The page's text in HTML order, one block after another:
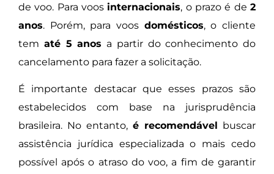
de voo. Para voosinternacionais, o prazo é de2
anos. Porém, para voos domésticos, o cliente
tem até 5 anos a partir do conhecimento do
cancelamento para fazer a solicitação.
É importante destacar que esses prazos são
estabelecidos com base na jurisprudência
brasileira. No entanto, é recomendável
buscar
assistência jurídica especializada o mais cedo
possível após o atraso do voo, a fim de garantir